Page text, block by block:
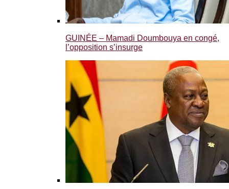
GUINÉE – Mamadi Doumbouya en congé,
l’opposition s’insurge